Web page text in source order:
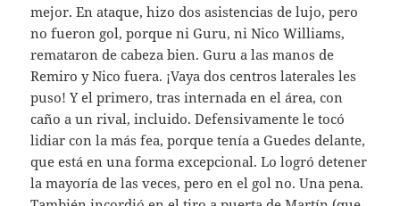
mejor. En ataque, hizo dos asistencias de lujo, pero
no fueron gol, porque ni Guru, ni Nico Williams,
remataron de cabeza bien. Guru a las manos de
Remiro y Nico fuera. ¡Vaya dos centros laterales les
puso! Y el primero, tras internada en el área, con
caño a un rival, incluido. Defensivamente le tocó
lidiar con la más fea, porque tenía a Guedes delante,
que está en una forma excepcional. Lo logró detener
la mayoría de las veces, pero en el gol no. Una pena.